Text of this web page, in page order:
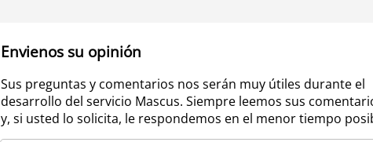
Envienos su opinión
Sus preguntas y comentarios nos serán muy útiles durante el
desarrollo del servicio Mascus. Siempre leemos sus
y, si usted lo solicita, le respondemos en el menor tiempo